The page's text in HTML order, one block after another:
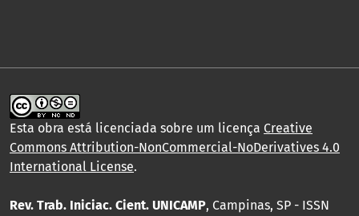
Esta obra está licenciada sobre um licença Creative
Commons Attribution-NonCommercial-NoDerivatives 4.0
International License.
Rev. Trab. Iniciac. Cient. UNICAMP, Campinas, SP - ISSN